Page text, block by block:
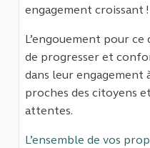
engagement croissant !
L’engouement pour
de progresser et
dans leur engagement
proches des citoyens
attentes.
L’ensemble de vos